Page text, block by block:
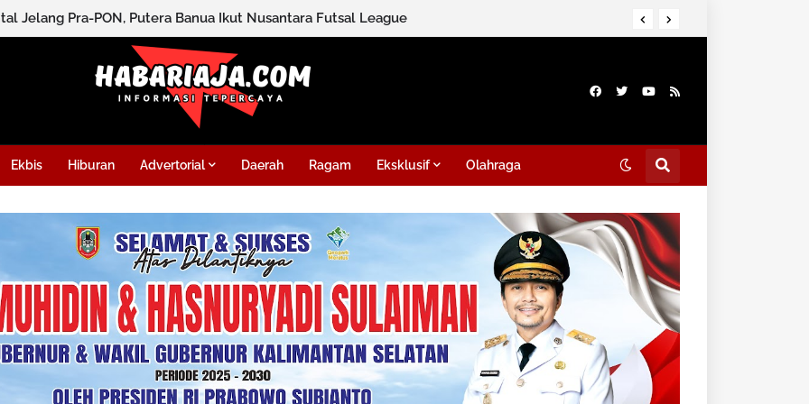
Jelang Pra-PON, Putera Banua Ikut Nusantara Futsal League
Asam, Ombudsman Minta PLN Percepat Perbaikan Gangguan Listrik
Ekbis Hiburan Advertorial Daerah Ragam Eksklusif Olahraga